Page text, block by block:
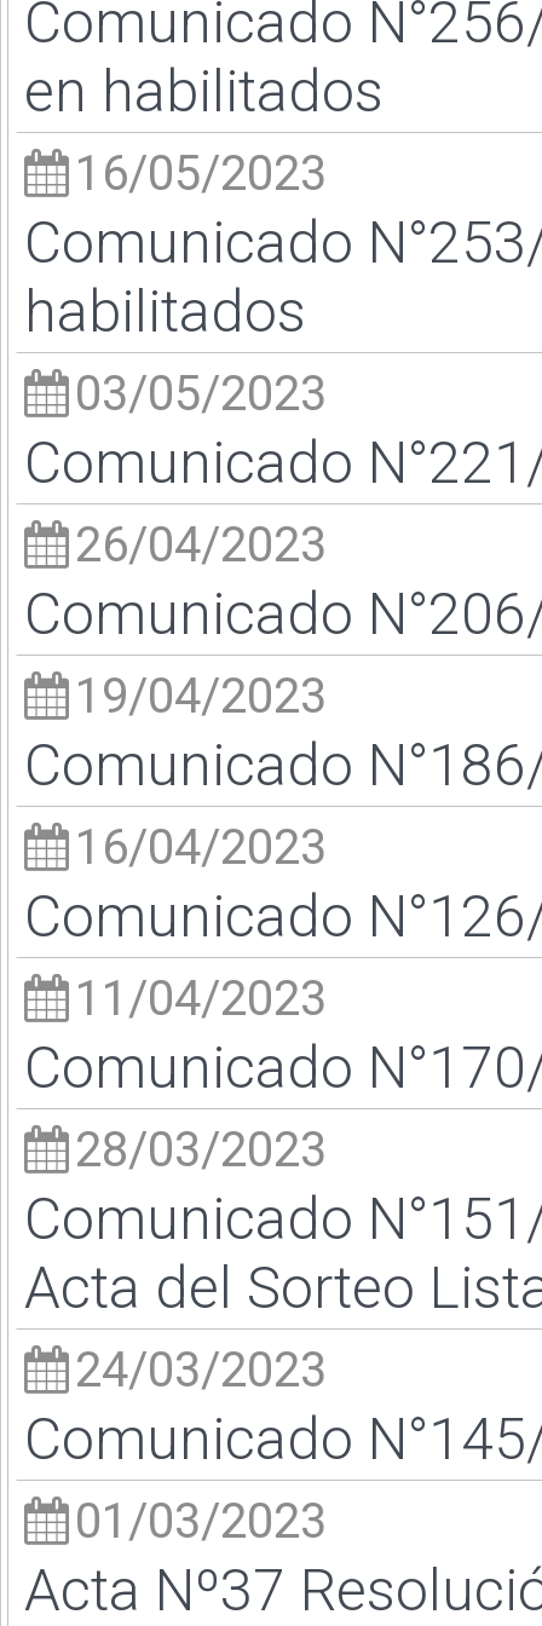
Comunicado
en habilitados
16/05/2023
Comunicado
habilitados
03/05/2023
Comunicado
26/04/2023
Comunicado
19/04/2023
Comunicado
16/04/2023
Comunicado
11/04/2023
Comunicado
28/03/2023
Comunicado
Acta del Sorteo
24/03/2023
Comunicado
01/03/2023
Acta Nº37